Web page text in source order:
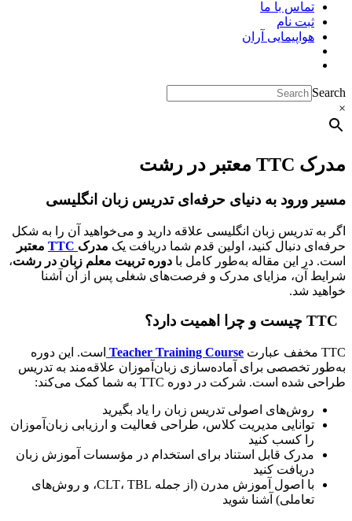
تماس با ما
ثبت نام
هواپیمایی آران
Search
×
مدرک TTC معتبر در رشت
مسیر ورود به دنیای حرفه‌ای تدریس زبان انگلیسی
اگر به تدریس زبان انگلیسی علاقه دارید و می‌خواهید آن را به شکل
حرفه‌ای دنبال کنید، اولین قدم شما دریافت یک مدرک
معتبر
است. در این مقاله به‌طور کامل با دوره تربیت معلم زبان در رشت،
شرایط آن، مزایای مدرک و فرصت‌های شغلی پس از آن آشنا
خواهید شد.
TTC مخفف عبارت Teacher Training Course است. این دوره
به‌طور تخصصی برای آماده‌سازی زبان‌آموزان علاقه‌مند به تدریس
طراحی شده است. شرکت در دوره TTC به شما کمک می‌کند:
روش‌های اصولی تدریس زبان را یاد بگیرید
توانایی مدیریت کلاس، طراحی فعالیت و ارزیابی زبان‌آموزان
را کسب کنید
مدرک قابل استناد برای استخدام در مؤسسات آموزش زبان
دریافت کنید
با اصول آموزش مدرن (از جمله CLT، TBL، و روش‌های
تعاملی) آشنا شوید